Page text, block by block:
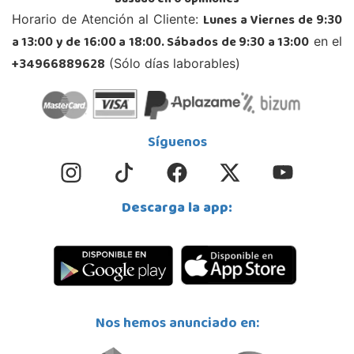
CC As Termas, Av. Infanta Elena 213, Antiguo Muelle Eroski
27003, Lugo
982 257 294
Localizar Tienda
Juguetilandia Mérida
Jose Saramago de Sousa, 25
STOCK DISPONIBLE
Alicante
Horario de Atención al Cliente: Lunes a Viernes de 9:30
a 13:00 y de 16:00 a 18:00. Sábados de 9:30 a 13:00 en el
+34966889628 (Sólo días laborables)
Síguenos
Descarga la app:
Nos hemos anunciado en: